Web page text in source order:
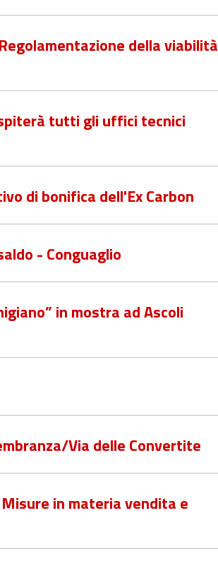
della viabilità
tutti gli uffici tecnici
di bonifica dell'Ex Carbon
- Conguaglio
in mostra ad Ascoli
Via delle Convertite
in materia vendita e